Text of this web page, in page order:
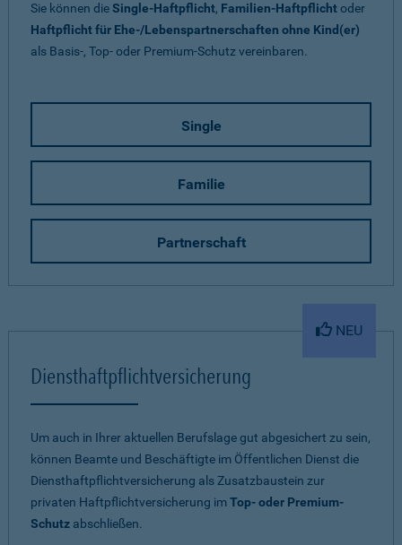
Sie können dieSingle-Haftpflicht, Familien-Haftpflichtoder
Haftpflicht für Ehe-/Lebenspartnerschaften ohne Kind(er)
als Basis-, Top- oder Premium-Schutz vereinbaren.
Single
Familie
Partnerschaft
NEU
Diensthaftpflichtversicherung
Um auch in Ihrer aktuellen Berufslage gut abgesichert zu sein,
können Beamte und Beschäftigte im Öffentlichen Dienst die
Diensthaftpflichtversicherung als Zusatzbaustein zur
privaten Haftpflichtversicherung imTop- oder Premium-
Schutz abschließen.